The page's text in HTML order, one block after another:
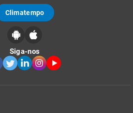
Climatempo
Siga-nos